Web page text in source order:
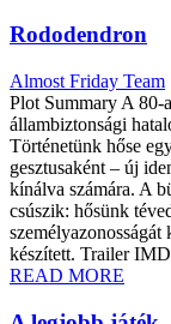
Rododendron
Almost Friday Team
Plot Summary A 80-
állambiztonsági
Történetünk hőse
gesztusaként – új
kínálva számára. A
csúszik: hősünk
készített. Trailer
READ MORE